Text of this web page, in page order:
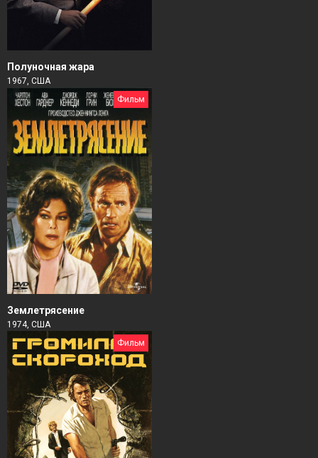
Полуночная жара
1967, США
Фильм
Землетрясение
1974, США
Фильм